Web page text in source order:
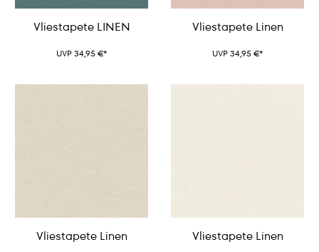
Vliestapete LINEN
UVP 34,95 €*
Vliestapete Linen
UVP 34,95 €*
Vliestapete Linen Vliestapete Linen